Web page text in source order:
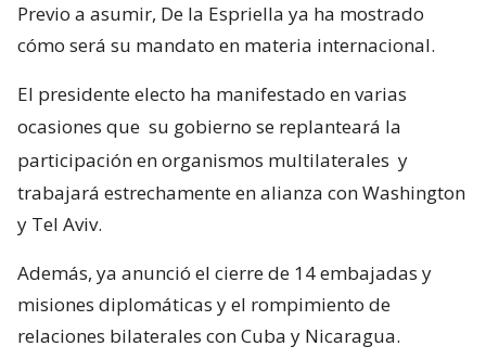
Previo a asumir, De la Espriella ya ha mostrado
cómo será su mandato en materia internacional.
El presidente electo ha manifestado en varias
ocasiones que su gobierno se replanteará la
participación en organismos multilaterales y
trabajará estrechamente en alianza con Washington
y Tel Aviv.
Además, ya anunció el cierre de 14 embajadas y
misiones diplomáticas y el rompimiento de
relaciones bilaterales con Cuba y Nicaragua.